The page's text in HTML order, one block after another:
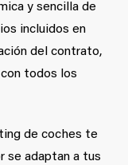
y sencilla de
incluidos en
del contrato,
todos los
de coches te
se adaptan a tus